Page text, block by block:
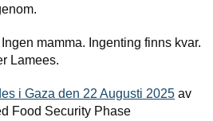
mamma. Ingenting finns kvar.
Lamees.
i Gaza den 22 Augusti 2025 av
Food Security Phase